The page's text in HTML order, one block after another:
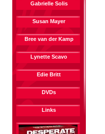
Gabrielle Solis
Susan Mayer
Bree van der Kamp
Lynette Scavo
Edie Britt
DVDs
Links